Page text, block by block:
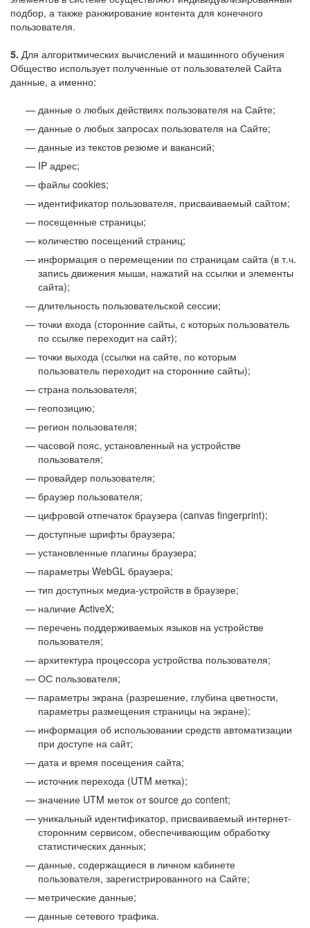
подбор, а также ранжирование контента для конечного
пользователя.
5. Для алгоритмических вычислений и машинного обучения
Общество использует полученные от пользователей Сайта
данные, а именно:
данные о любых действиях пользователя на Сайте;
данные о любых запросах пользователя на Сайте;
данные из текстов резюме и вакансий;
IP адрес;
файлы cookies;
идентификатор пользователя, присваиваемый сайтом;
посещенные страницы;
количество посещений страниц;
информация о перемещении по страницам сайта (в т.ч.
запись движения мыши, нажатий на ссылки и элементы
сайта);
длительность пользовательской сессии;
точки входа (сторонние сайты, с которых пользователь
по ссылке переходит на сайт);
точки выхода (ссылки на сайте, по которым
пользователь переходит на сторонние сайты);
страна пользователя;
геопозицию;
регион пользователя;
часовой пояс, установленный на устройстве
пользователя;
провайдер пользователя;
браузер пользователя;
цифровой отпечаток браузера (canvas fingerprint);
доступные шрифты браузера;
установленные плагины браузера;
параметры WebGL браузера;
тип доступных медиа-устройств в браузере;
наличие ActiveX;
перечень поддерживаемых языков на устройстве
пользователя;
архитектура процессора устройства пользователя;
ОС пользователя;
параметры экрана (разрешение, глубина цветности,
параметры размещения страницы на экране);
информация об использовании средств автоматизации
при доступе на сайт;
дата и время посещения сайта;
источник перехода (UTM метка);
значение UTM меток от source до content;
уникальный идентификатор, присваиваемый интернет-
сторонним сервисом, обеспечивающим обработку
статистических данных;
данные, содержащиеся в личном кабинете
пользователя, зарегистрированного на Сайте;
метрические данные;
данные сетевого трафика.